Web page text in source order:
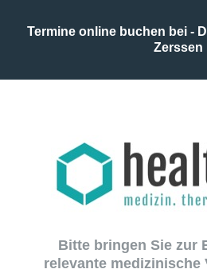
Termine online buchen bei -
Zerssen
Bitte bringen Sie zur
relevante medizinische